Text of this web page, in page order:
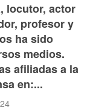
locutor, actor
profesor y
ha sido
medios.
afiliadas a la
en:...